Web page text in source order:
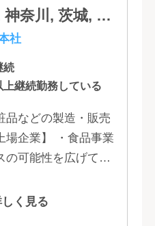
奈川, 茨城, 静
, 佐賀
社
続
継続勤務している
品などの製造・販売
場企業】 ・食品事業
の可能性を広げてい
・国際事業（40の
く見る